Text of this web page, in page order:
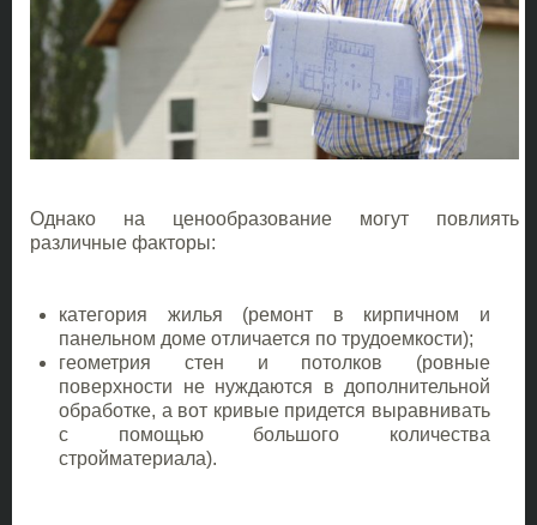
Однако на ценообразование могут повлиять
различные факторы:
категория жилья (ремонт в кирпичном и
панельном доме отличается по трудоемкости);
геометрия стен и потолков (ровные
поверхности не нуждаются в дополнительной
обработке, а вот кривые придется выравнивать
с помощью большого количества
стройматериала).